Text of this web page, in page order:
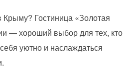
Крыму? Гостиница «Золотая
— хороший выбор для тех, кто
уютно и наслаждаться